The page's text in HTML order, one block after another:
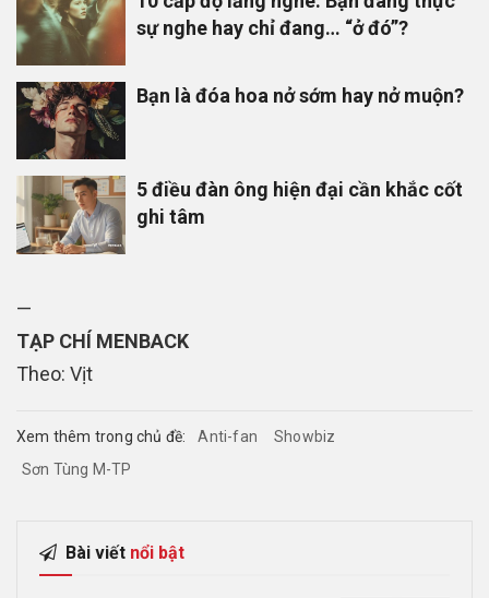
sự nghe hay chỉ đang… “ở đó”?
Bạn là đóa hoa nở sớm hay nở muộn?
5 điều đàn ông hiện đại cần khắc cốt
ghi tâm
—
TẠP CHÍ MENBACK
Theo: Vịt
Xem thêm trong chủ đề: Anti-fan
Showbiz
Sơn Tùng M-TP
Bài viết nổi bật